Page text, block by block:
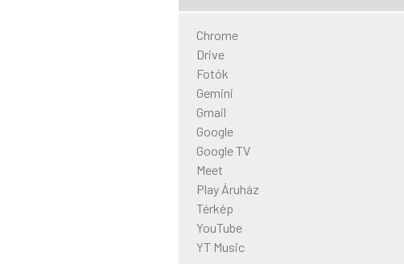
Chrome
Drive
Fotók
Gemini
Gmail
Google
Google TV
Meet
Play Áruház
Térkép
YouTube
YT Music